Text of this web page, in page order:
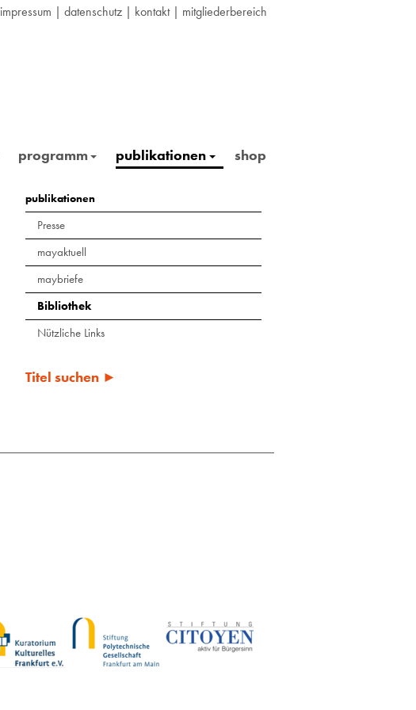
impressum | datenschutz | kontakt| mitgliederbereich
programm publikationen shop
publikationen
Presse
mayaktuell
maybriefe
Bibliothek
Nützliche Links
Titel suchen ►